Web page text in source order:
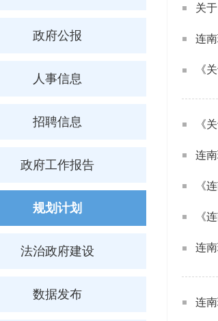
政府公报
人事信息
招聘信息
政府工作报告
规划计划
法治政府建设
数据发布
关
连
《
《
连
《
《
连
连